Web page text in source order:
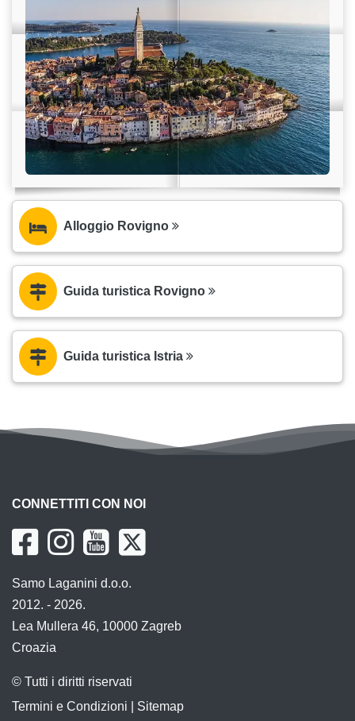
Alloggio Rovigno
Guida turistica Rovigno
Guida turistica Istria
CONNETTITI CON NOI
Samo Laganini d.o.o.
2012. - 2026.
Lea Mullera 46, 10000 Zagreb
Croazia
© Tutti i diritti riservati
Termini e Condizioni
Sitemap